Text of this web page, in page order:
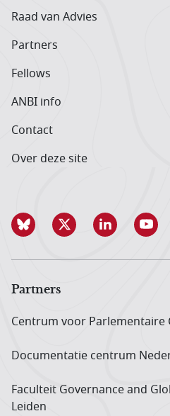
Raad van Advies
Partners
Fellows
ANBI info
Contact
Over deze site
Partners
Centrum voor Parlementaire
Documentatie centrum
Faculteit Governance and
Leiden